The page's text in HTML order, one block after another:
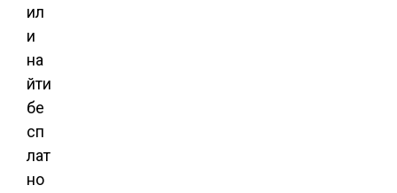
ил
и
на
йти
бе
сп
лат
но